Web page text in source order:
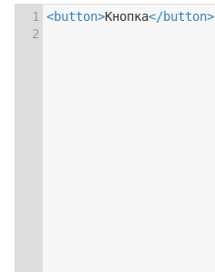
1 <button>Кнопка</button>
2